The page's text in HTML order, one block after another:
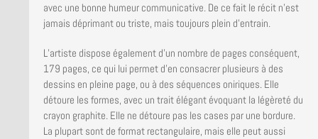
avec une bonne humeur communicative. De ce fait le récit n’est
jamais déprimant ou triste, mais toujours plein d’entrain.
L’artiste dispose également d’un nombre de pages conséquent,
179 pages, ce qui lui permet d’en consacrer plusieurs à des
dessins en pleine page, ou à des séquences oniriques. Elle
détoure les formes, avec un trait élégant évoquant la légèreté du
crayon graphite. Elle ne détoure pas les cases par une bordure.
La plupart sont de format rectangulaire, mais elle peut aussi